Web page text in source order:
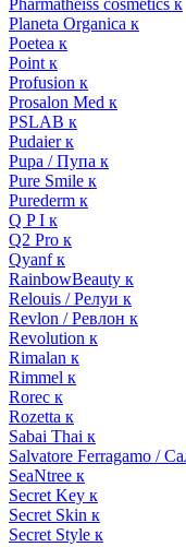
Pharmatheiss cosmetics к
Planeta Organica к
Poetea к
Point к
Profusion к
Prosalon Med к
PSLAB к
Pudaier к
Pupa / Пупа к
Pure Smile к
Purederm к
Q P I к
Q2 Pro к
Qyanf к
RainbowBeauty к
Relouis / Релуи к
Revlon / Ревлон к
Revolution к
Rimalan к
Rimmel к
Rorec к
Rozetta к
Sabai Thai к
Salvatore Ferragamo /
SeaNtree к
Secret Key к
Secret Skin к
Secret Style к